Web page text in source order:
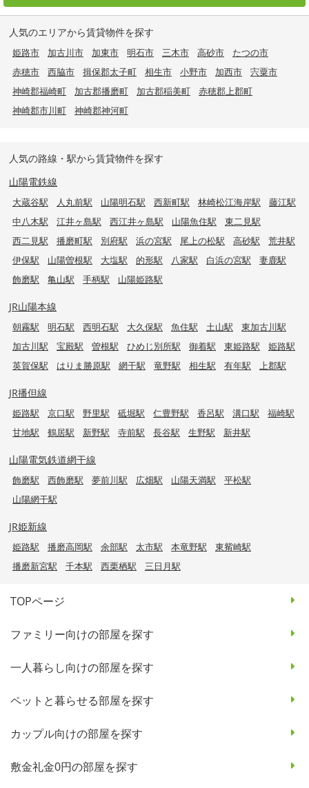
人気のエリアから賃貸物件を探す
姫路市 加古川市 加東市 明石市 三木市 高砂市
たつの市
赤穂市
西脇市 揖保郡太子町 相生市 小野市 加西市
宍粟市
神崎郡福崎町
加古郡播磨町 加古郡稲美町
赤穂郡上郡町
神崎郡市川町
神崎郡神河町
人気の路線・駅から賃貸物件を探す
山陽電鉄線
大蔵谷駅 人丸前駅 山陽明石駅 西新町駅 林崎松江海岸駅
藤江駅
中八木駅
江井ヶ島駅 西江井ヶ島駅 山陽魚住駅
東二見駅
西二見駅
播磨町駅 別府駅 浜の宮駅 尾上の松駅 高砂駅
荒井駅
伊保駅
山陽曽根駅 大塩駅 的形駅 八家駅 白浜の宮駅
妻鹿駅
飾磨駅
亀山駅 手柄駅 山陽姫路駅
JR山陽本線
朝霧駅 明石駅 西明石駅 大久保駅 魚住駅 土山駅
東加古川駅
加古川駅
宝殿駅 曽根駅 ひめじ別所駅 御着駅 東姫路駅
姫路駅
英賀保駅
はりま勝原駅 網干駅 竜野駅 相生駅 有年駅 上郡駅
JR播但線
姫路駅 京口駅 野里駅 砥堀駅 仁豊野駅 香呂駅 溝口駅
福崎駅
甘地駅
鶴居駅 新野駅 寺前駅 長谷駅 生野駅 新井駅
山陽電気鉄道網干線
飾磨駅 西飾磨駅 夢前川駅 広畑駅 山陽天満駅
平松駅
山陽網干駅
JR姫新線
姫路駅 播磨高岡駅 余部駅 太市駅 本竜野駅
東觜崎駅
播磨新宮駅
千本駅 西栗栖駅 三日月駅
TOPページ
ファミリー向けの部屋を探す
一人暮らし向けの部屋を探す
ペットと暮らせる部屋を探す
カップル向けの部屋を探す
敷金礼金0円の部屋を探す